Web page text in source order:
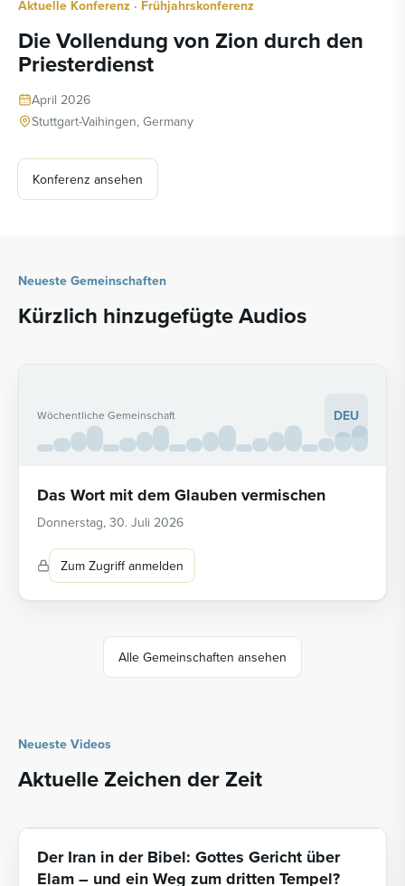
Aktuelle Konferenz · Frühjahrskonferenz
Die Vollendung von Zion durch den
Priesterdienst
April 2026
Stuttgart-Vaihingen, Germany
Konferenz ansehen
Neueste Gemeinschaften
Kürzlich hinzugefügte Audios
Wöchentliche Gemeinschaft DEU
Das Wort mit dem Glauben vermischen
Donnerstag, 30. Juli 2026
Zum Zugriff anmelden
Alle Gemeinschaften ansehen
Neueste Videos
Aktuelle Zeichen der Zeit
Der Iran in der Bibel: Gottes Gericht über
Elam – und ein Weg zum dritten Tempel?